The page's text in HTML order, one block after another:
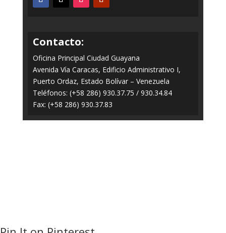
Contacto:
Oficina Principal Ciudad Guayana
Avenida Vía Caracas, Edificio Administrativo I,
Puerto Ordaz, Estado Bolívar – Venezuela
Teléfonos: (+58 286) 930.37.75 / 930.34.84
Fax: (+58 286) 930.37.83